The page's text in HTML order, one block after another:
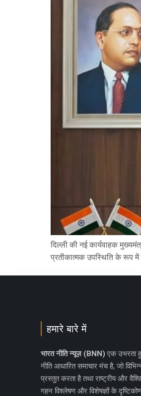
दिल्ली की नई कार्यवाहक
प्रतीकात्मक उपस्थिति के रूप
हमारे बारे में
भारत नीति न्यूज़ (BNN) एक उभरता
नीति आधारित समाचार मंच है, जो
प्रस्तुत करता है तथा राष्ट्रीय और
गहन विश्लेषण और विशेषज्ञों के